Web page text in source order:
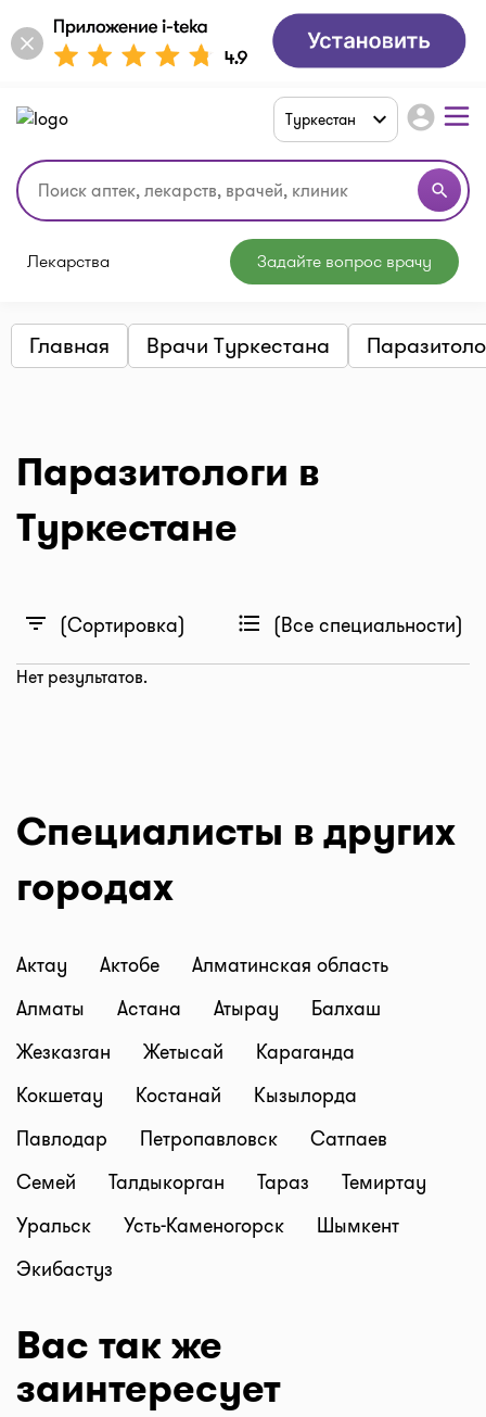
search
Туркестан account_circle
Лекарства Задайте вопрос врачу
Главная Врачи Туркестана
Паразитологи в
Туркестане
filter_list (Сортировка) format_list_bulleted (Все специальности)
Нет результатов.
Специалисты в других
городах
Актау Актобе
Алматинская область
Алматы
Астана Атырау
Балхаш
Жезказган
Жетысай
Караганда
Кокшетау
Костанай
Кызылорда
Павлодар
Петропавловск
Сатпаев
Семей
Талдыкорган Тараз
Темиртау
Уральск
Усть-Каменогорск
Шымкент
Экибастуз
Вас так же
заинтересует